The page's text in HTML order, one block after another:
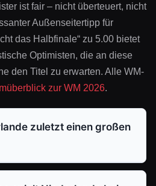
ist fair – nicht überteuert, nicht
Außenseitertipp für
das Halbfinale“ zu 5.00 bietet
Optimisten, die an diese
den Titel zu erwarten. Alle WM-
zur WM 2026.
zuletzt einen großen